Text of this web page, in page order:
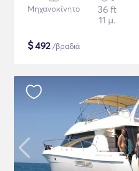
Μηχανοκίνητο
36 ft
11 μ.
$492/βραδιά